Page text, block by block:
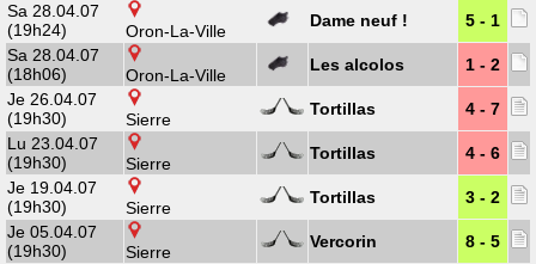
Sa 28.04.07
(19h24)
Oron-La-Ville
Dame neuf !
5 - 1
Sa 28.04.07
(18h06)
Oron-La-Ville
Les alcolos
1 - 2
Je 26.04.07
(19h30)
Sierre
Tortillas
4 - 7
Lu 23.04.07
(19h30)
Sierre
Tortillas
4 - 6
Je 19.04.07
(19h30)
Sierre
Tortillas
3 - 2
Je 05.04.07
(19h30)
Sierre
Vercorin
8 - 5